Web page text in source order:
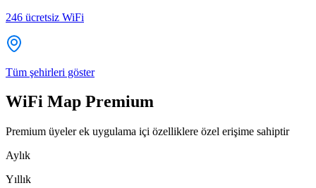
246 ücretsiz WiFi
Tüm şehirleri göster
WiFi Map Premium
Premium üyeler ek uygulama içi özelliklere özel erişime sahiptir
Aylık
Yıllık